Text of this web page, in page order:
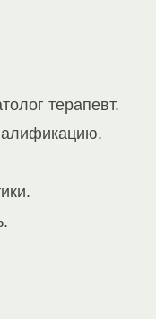
терапевт.